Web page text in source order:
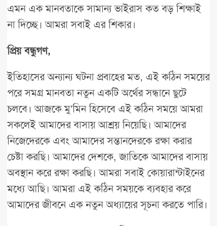
এমন এক মানবতাকে সামান্য ভাইরাস কত বড় শিক্ষাই
না দিচ্ছে। আমরা সবাই এর শিকার।
প্রিয় বন্ধুগণ,
ইতিহাসের অন্যান্য ঘটনা প্রবাহের মত, এই কঠিন সময়ের
পরে সমগ্র মানবতা নতুন একটি অর্থের সন্ধানে ছুটে
চলবে। আজকে মু’মিন হিসেবে এই কঠিন সময়ে আমরা
সকলেই আমাদের বাসায় আশ্রয় নিয়েছি। আমাদের
নিজেদেরকে এবং আমাদের সন্তানদেরকে রক্ষা করার
চেষ্টা করছি। আমাদের দেশকে, জাতিকে আমাদের বাসায়
অবস্থান করে রক্ষা করছি। আমরা সবাই কোয়ারান্টাইনের
মধ্যে আছি। আমরা এই কঠিন সময়কে ব্যবহার করে
আমাদের জীবনে এক নতুন অধ্যায়ের সূচনা করতে পারি।